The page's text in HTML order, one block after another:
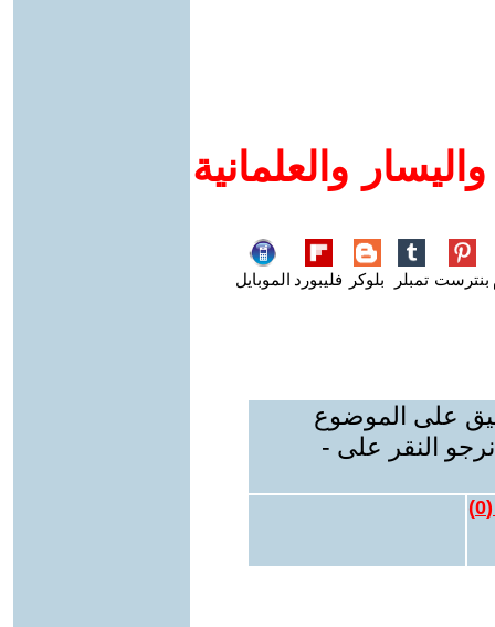
والعلمانية
بنترست تمبلر بلوكر فليبورد الموبايل
على الموضوع
النقر على -
(
0
)